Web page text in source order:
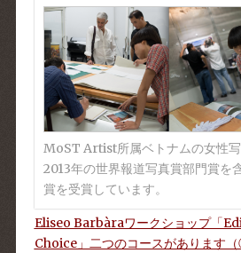
MoST Artist所属ベトナムの女性
2013年の世界報道写真賞部門賞を
賞を受賞しています。
Eliseo Barbàraワークショップ「
Choice」二つのコースがあります